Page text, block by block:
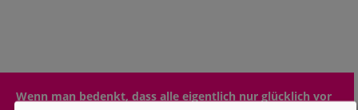
Wenn man bedenkt, dass alle eigentlich nur glücklich vor